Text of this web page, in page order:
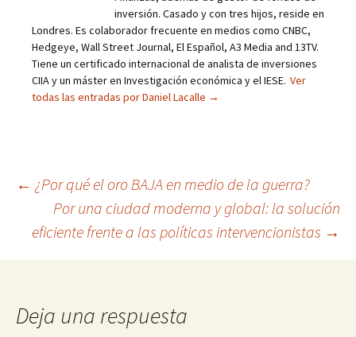
inversión. Casado y con tres hijos, reside en
Londres. Es colaborador frecuente en medios como CNBC,
Hedgeye, Wall Street Journal, El Español, A3 Media and 13TV.
Tiene un certificado internacional de analista de inversiones
CIIA y un máster en Investigación económica y el IESE. Ver
todas las entradas por Daniel Lacalle →
Navegación
← ¿Por qué el oro BAJA en medio de la guerra?
Por una ciudad moderna y global: la solución
eficiente frente a las políticas intervencionistas →
Deja una respuesta